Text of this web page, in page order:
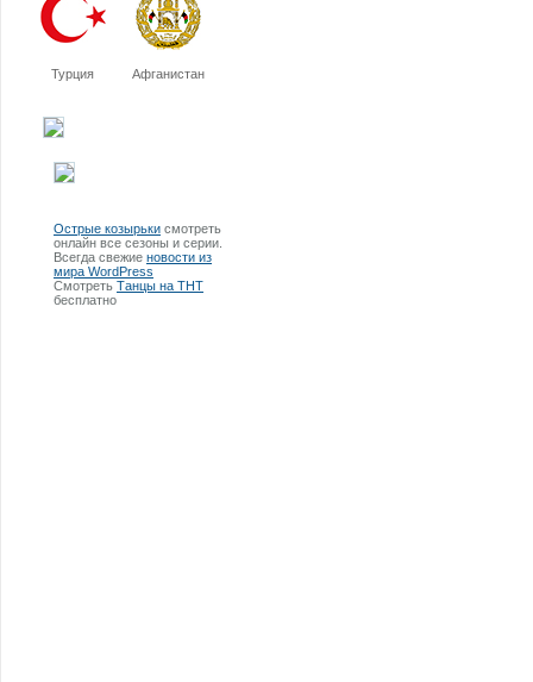
Турция Афганистан
Острые козырьки смотреть
онлайн все сезоны и серии.
Всегда свежие новости из
мира WordPress
Смотреть Танцы на ТНТ
бесплатно